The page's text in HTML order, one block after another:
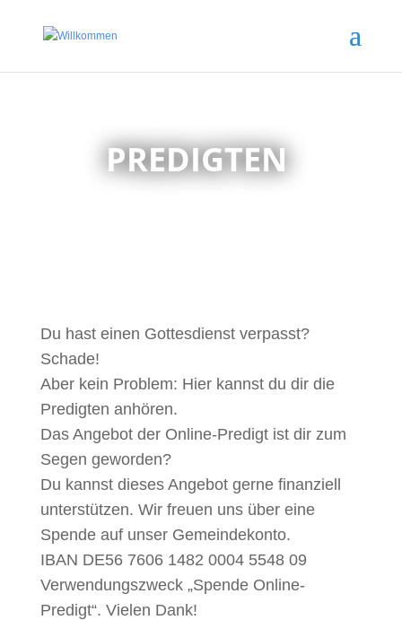
PREDIGTEN
Du hast einen Gottesdienst verpasst?
Schade!
Aber kein Problem: Hier kannst du dir die
Predigten anhören.
Das Angebot der Online-Predigt ist dir zum
Segen geworden?
Du kannst dieses Angebot gerne finanziell
unterstützen. Wir freuen uns über eine
Spende auf unser Gemeindekonto.
IBAN DE56 7606 1482 0004 5548 09
Verwendungszweck „Spende Online-
Predigt“. Vielen Dank!